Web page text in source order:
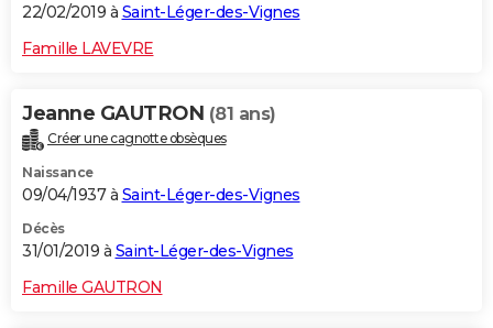
22/02/2019 à Saint-Léger-des-Vignes
Famille LAVEVRE
Jeanne GAUTRON (81 ans)
Créer une cagnotte obsèques
Naissance
09/04/1937 à Saint-Léger-des-Vignes
Décès
31/01/2019 à Saint-Léger-des-Vignes
Famille GAUTRON